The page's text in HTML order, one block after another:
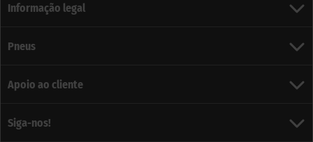
Informação legal
Pneus
Apoio ao cliente
Siga-nos!